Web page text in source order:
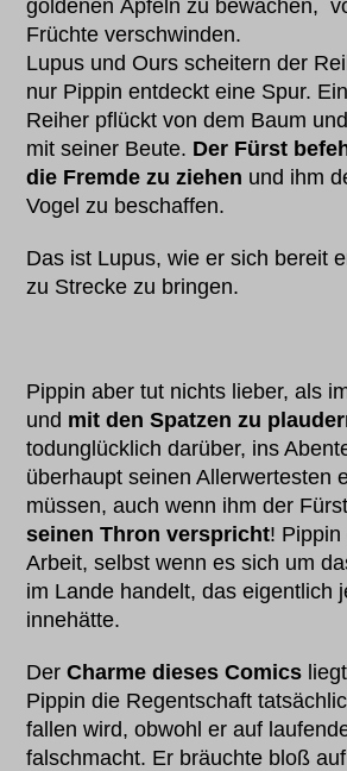
goldenen Äpfeln zu bewachen,
Früchte verschwinden.
Lupus und Ours scheitern der
nur Pippin entdeckt eine Spur.
Reiher pflückt von dem Baum
mit seiner Beute. Der Fürst
die Fremde zu ziehen und ihm
Vogel zu beschaffen.
Das ist Lupus, wie er sich bereit
zu Strecke zu bringen.
Pippin aber tut nichts lieber, als
und mit den Spatzen zu
todunglücklich darüber, ins
überhaupt seinen Allerwertesten
müssen, auch wenn ihm der
seinen Thron verspricht!
Arbeit, selbst wenn es sich um
im Lande handelt, das eigentlich
innehätte.
DerCharme dieses Comics
Pippin die Regentschaft
fallen wird, obwohl er auf
falschmacht. Er bräuchte bloß